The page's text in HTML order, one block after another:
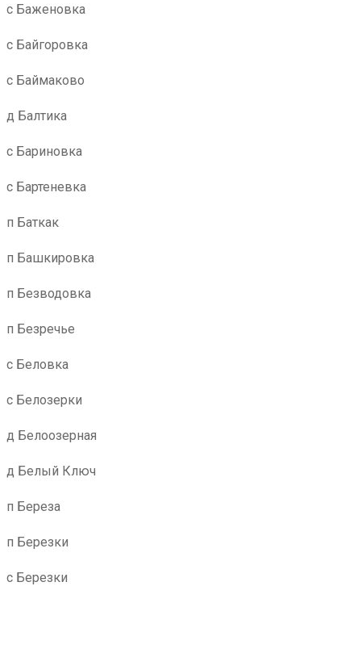
с Баженовка
с Байгоровка
с Баймаково
д Балтика
с Бариновка
с Бартеневка
п Баткак
п Башкировка
п Безводовка
п Безречье
с Беловка
с Белозерки
д Белоозерная
д Белый Ключ
п Береза
п Березки
с Березки